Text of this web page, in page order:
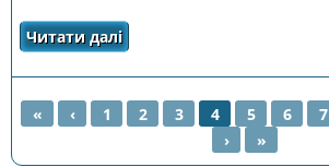
Читати далі
« ‹ 1 2 3 4 5 6 7
›
»